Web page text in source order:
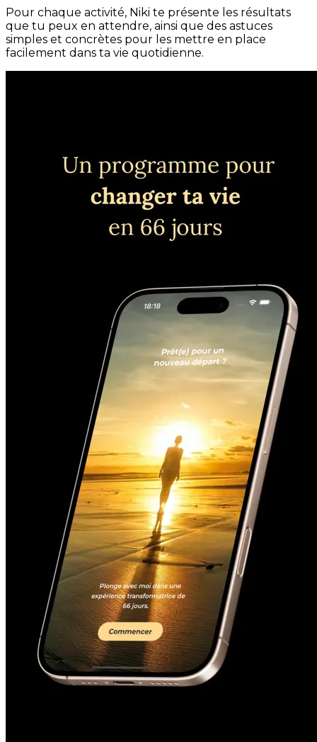
Pour chaque activité, Niki te présente les résultats
que tu peux en attendre, ainsi que des astuces
simples et concrètes pour les mettre en place
facilement dans ta vie quotidienne.